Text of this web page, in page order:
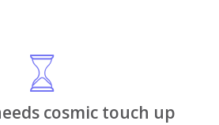
cosmic touch up